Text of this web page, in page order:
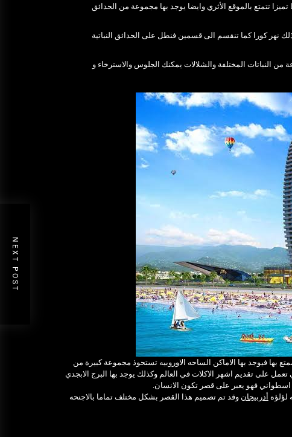
تتمتع بالموقع الأثري وايضا يوجد بها مجموعة من الحدائق
نهر كورا كما تنقسم الى قسمين فنطل على الحدائق النباتية
من النباتات المختلفة والشلالات يمكنك الجلوس والاسترخاء و
بها فيوجد بها الاماكن الساحه الاوروبيه تستحوذ مجموعة كبيرة من
على تقديم اشهر الاكلات في العالم وكذلك يوجد بها البرج الابجدي
فهو يعبر على قصر تكون الانسان.
لؤلؤه أذربيجان وقد تم تصميم هذا القصر بشكل مختلف تماما بالاجنحه
NEXT POST